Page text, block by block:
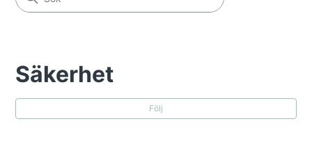
Säkerhet
Följ